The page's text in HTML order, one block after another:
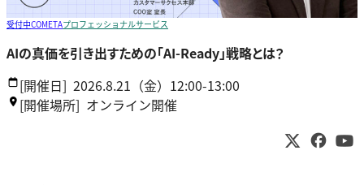
受付中COMETAプロフェッショナルサービス
AIの真価を引き出すための「AI-Ready」戦略とは？
[開催日] 2026.8.21（金）12:00-13:00
[開催場所] オンライン開催